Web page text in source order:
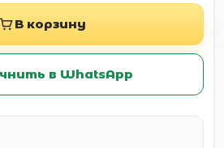
В корзину
в WhatsApp